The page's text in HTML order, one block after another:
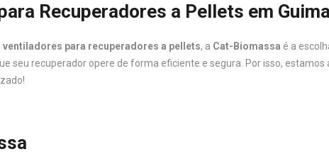
Recuperadores a Pellets em
ventiladores para recuperadores a pellets, a Cat-Biomassa é a
seu recuperador opere de forma eficiente e segura. Por isso,